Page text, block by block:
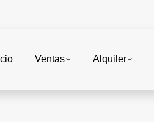
Ventas Alquiler